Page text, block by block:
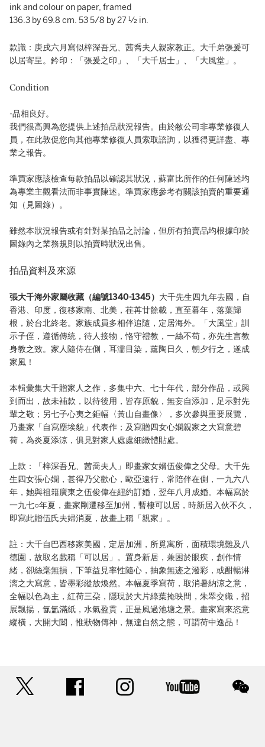
ink and colour on paper, framed
136.3 by 69.8 cm. 53 5/8 by 27 ½ in.
款識：庚戌六月寫似梓深吾兄、茜喬夫人親家教正。大千弟張爰可
以居寄呈。鈐印：「張爰之印」、「大千居士」、「大風堂」。
Condition
-品相良好。
我們很高興為您提供上述拍品狀況報告。由於敝公司非專業修復人
員，在此敦促您向其他專業修復人員索取諮詢，以獲得更詳盡、專
業之報告。
準買家應該檢查每款拍品以確認其狀況，蘇富比所作的任何陳述均
為專業主觀看法而非事實陳述。準買家應參考有關該拍賣的重要通
知（見圖錄）。
雖然本狀況報告或有針對某拍品之討論，但所有拍賣品均根據印於
圖錄內之業務規則以拍賣時狀況出售。
拍品資料及來源
張大千海外家屬收藏（編號1340-1345） 大千先生四九年去國，自
香港、印度，復移家南、北美，荏苒廿餘載，直至暮年，落葉歸
根，於台北終老。家族成員多相伴追隨，定居海外。「大風堂」訓
示子侄，遵循傳統，待人接物，恪守禮教，一絲不苟，亦先生言教
身教之致。家人隨侍在側，耳濡目染，薰陶日久，朝夕行之，遂成
家風！
本輯彙集大千贈家人之作，多集中六、七十年代，部分作品，或興
到而出，故未補款，以待後用，皆存原貌，無妄自添加，足示對先
輩之敬；另七子心夷之鉅幅〈黃山自畫像〉，多次參與重要展覽，
乃畫家「自寫塵埃貌」代表作；及寫贈四女心嫻親家之大寫意碧
荷，為炎夏添涼，俱見對家人處處細緻體貼處。
上款：「梓深吾兄、茜喬夫人」即畫家女婿伍俊偉之父母。大千先
生四女張心嫻，甚得乃父歡心，歐亞遠行，常陪伴在側，一九六八
年，她與祖籍廣東之伍俊偉在紐約訂婚，翌年八月成婚。本幅寫於
一九七○年夏，畫家剛遷移至加州，暫棲可以居，時新居入伙不久，
即寫此贈伍氏夫婦消夏，故畫上稱「親家」。
註：大千自巴西移家美國，定居加洲，所覓寓所，面積環境難及八
德園，故取名戲稱「可以居」。置身新居，兼困於眼疾，創作情
緒，卻絲毫無損，下筆益見率性隨心，抽象無迹之潑彩，或酣暢淋
漓之大寫意，皆墨彩縱放煥然。本幅夏季寫荷，取消暑納涼之意，
全幅以色為主，紅荷三朶，隱現於大片綠葉掩映間，朱翠交織，招
展飄揚，氤氳滿紙，水氣盈貫，正是風過池塘之景。畫家寫來恣意
縱橫，大開大闔，惟狀物傳神，無違自然之態，可謂荷中逸品！
facebook instagram youtube